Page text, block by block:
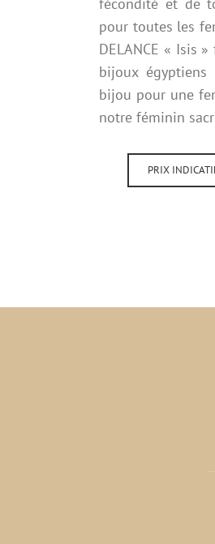
pour toutes les
DELANCE « Isis
bijoux
bijou pour une
notre féminin
PRIX